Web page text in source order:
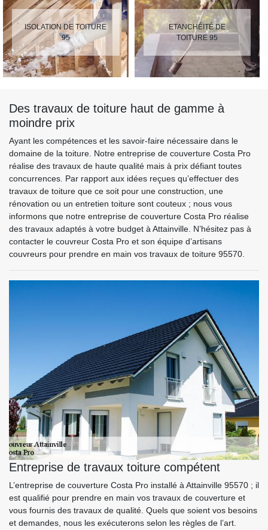
ISOLATION DE TOITURE
95
ETANCHÉITÉ DE
TOITURE 95
Des travaux de toiture haut de gamme à
moindre prix
Ayant les compétences et les savoir-faire nécessaire dans le
domaine de la toiture. Notre entreprise de couverture Costa Pro
réalise des travaux de haute qualité mais à prix défiant toutes
concurrences. Par rapport aux idées reçues qu’effectuer des
travaux de toiture que ce soit pour une construction, une
rénovation ou un entretien toiture sont couteux ; nous vous
informons que notre entreprise de couverture Costa Pro réalise
des travaux adaptés à votre budget à Attainville. N’hésitez pas à
contacter le couvreur Costa Pro et son équipe d’artisans
couvreurs pour prendre en main vos travaux de toiture 95570.
Entreprise de travaux toiture compétent
L’entreprise de couverture Costa Pro installé à Attainville 95570 ; il
est qualifié pour prendre en main vos travaux de couverture et
vous fournis des travaux de qualité. Quels que soient vos besoins
et demandes, nous les exécuterons selon les règles de l’art.